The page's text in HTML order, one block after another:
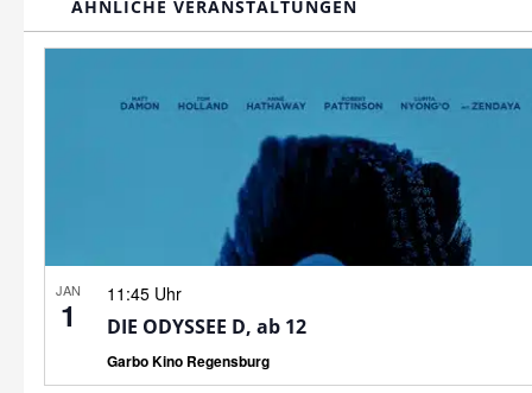
ÄHNLICHE VERANSTALTUNGEN
JAN
1
11:45 Uhr
DIE ODYSSEE D, ab 12
Garbo Kino Regensburg